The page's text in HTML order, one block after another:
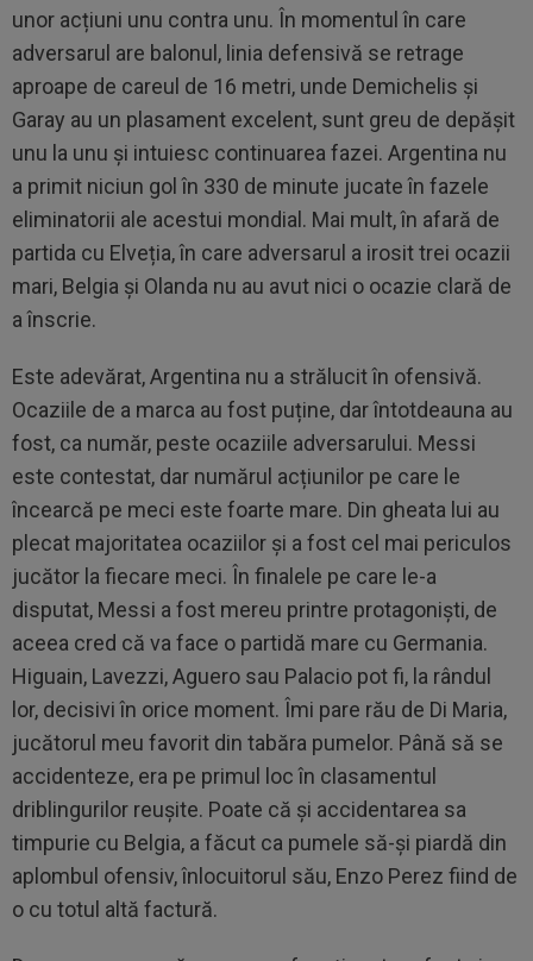
unor acțiuni unu contra unu. În momentul în care
adversarul are balonul, linia defensivă se retrage
aproape de careul de 16 metri, unde Demichelis și
Garay au un plasament excelent, sunt greu de depășit
unu la unu și intuiesc continuarea fazei. Argentina nu
a primit niciun gol în 330 de minute jucate în fazele
eliminatorii ale acestui mondial. Mai mult, în afară de
partida cu Elveția, în care adversarul a irosit trei ocazii
mari, Belgia și Olanda nu au avut nici o ocazie clară de
a înscrie.
Este adevărat, Argentina nu a strălucit în ofensivă.
Ocaziile de a marca au fost puține, dar întotdeauna au
fost, ca număr, peste ocaziile adversarului. Messi
este contestat, dar numărul acțiunilor pe care le
încearcă pe meci este foarte mare. Din gheata lui au
plecat majoritatea ocaziilor și a fost cel mai periculos
jucător la fiecare meci. În finalele pe care le-a
disputat, Messi a fost mereu printre protagoniști, de
aceea cred că va face o partidă mare cu Germania.
Higuain, Lavezzi, Aguero sau Palacio pot fi, la rândul
lor, decisivi în orice moment. Îmi pare rău de Di Maria,
jucătorul meu favorit din tabăra pumelor. Până să se
accidenteze, era pe primul loc în clasamentul
driblingurilor reușite. Poate că și accidentarea sa
timpurie cu Belgia, a făcut ca pumele să-și piardă din
aplombul ofensiv, înlocuitorul său, Enzo Perez fiind de
o cu totul altă factură.